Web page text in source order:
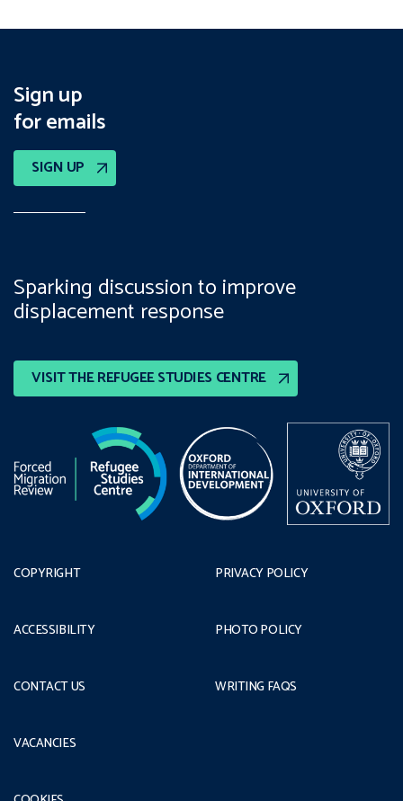
Sign up
for emails
SIGN UP
VISIT THE REFUGEE STUDIES CENTRE
Sparking discussion to improve
displacement response
COPYRIGHT
ACCESSIBILITY
CONTACT US
PRIVACY POLICY
PHOTO POLICY
WRITING FAQS
VACANCIES